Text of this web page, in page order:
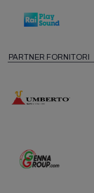
PARTNER FORNITORI